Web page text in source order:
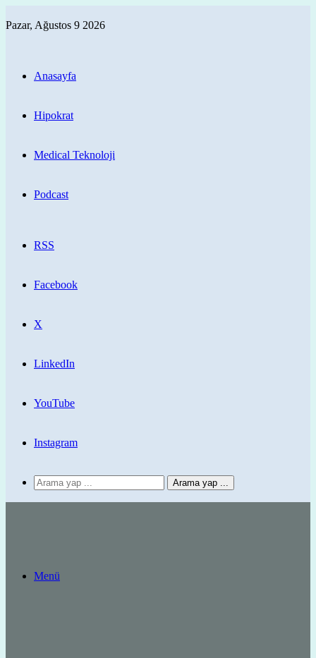
Pazar, Ağustos 9 2026
Anasayfa
Hipokrat
Medical Teknoloji
Podcast
RSS
Facebook
X
LinkedIn
YouTube
Instagram
Arama yap ...
Menü